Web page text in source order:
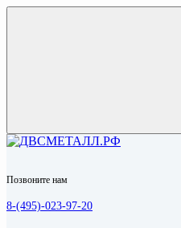
Позвоните нам
8-(495)-023-97-20